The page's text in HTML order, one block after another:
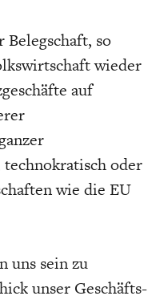
so
wieder
auf
technokratisch oder
wie die EU
uns sein zu
unser Geschäfts-